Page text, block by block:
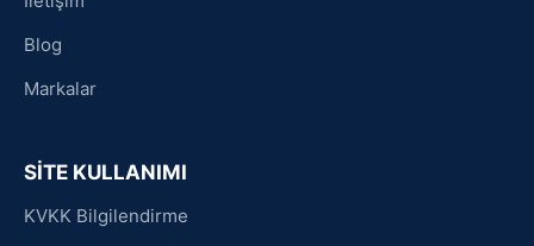
Blog
Markalar
SİTE KULLANIMI
KVKK Bilgilendirme